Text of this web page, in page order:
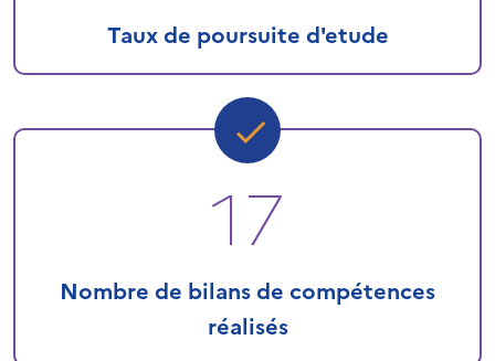
Taux de poursuite d'etude
17
Nombre de bilans de compétences
réalisés